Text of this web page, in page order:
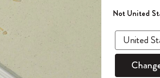
セット
ウィークリープランナー
デイリープランナー
『ロード・オブ・ザ・リング』コレ
カラーパターン ノートブック
ゴッホ美術館
健康を愛する方への贈り物です
いち早くチェック
この
今
「
回注
ます
Not United